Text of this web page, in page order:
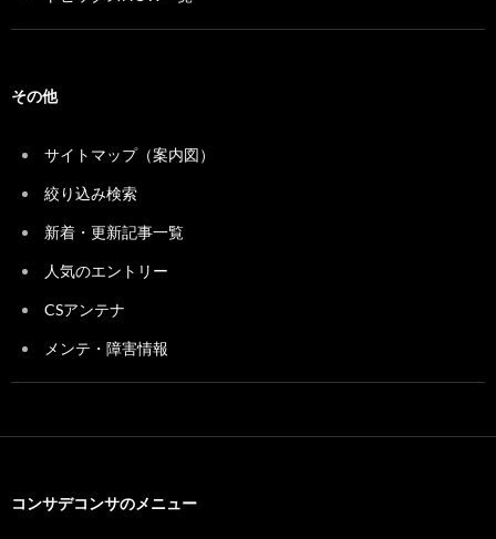
その他
サイトマップ（案内図）
絞り込み検索
新着・更新記事一覧
人気のエントリー
CSアンテナ
メンテ・障害情報
コンサデコンサのメニュー